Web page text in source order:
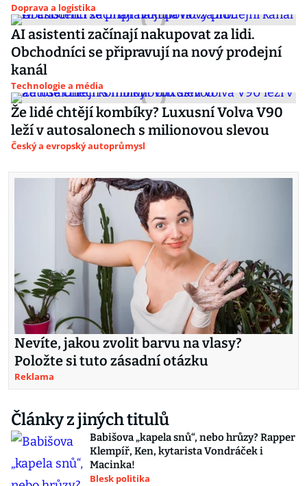
Doprava a logistika
AI asistenti začínají nakupovat za lidi.
Obchodníci se připravují na nový prodejní
kanál
Technologie a média
Že lidé chtějí kombíky? Luxusní Volva V90
leží v autosalonech s milionovou slevou
Český a evropský autoprůmysl
Nevíte, jakou zvolit barvu na vlasy?
Položte si tuto zásadní otázku
Reklama
Články z jiných titulů
Babišova „kapela snů“, nebo hrůzy? Rapper
Klempíř, Ken, kytarista Vondráček i
Macinka!
Blesk politika